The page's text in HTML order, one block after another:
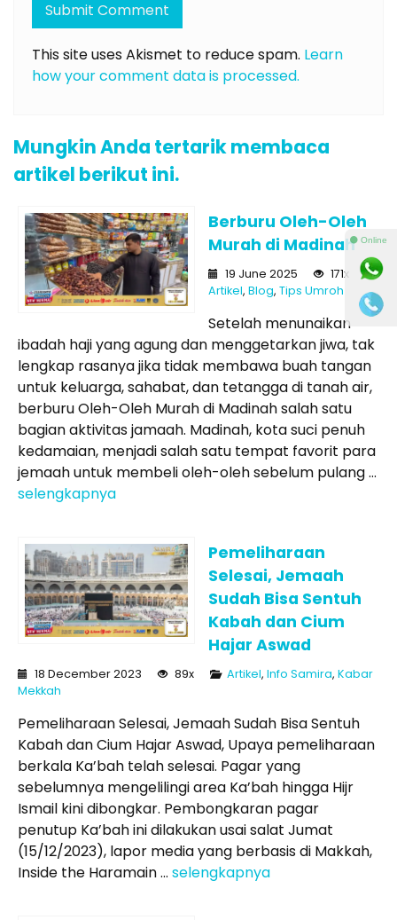
This site uses Akismet to reduce spam. Learn
how your comment data is processed.
Mungkin Anda tertarik membaca
artikel berikut ini.
Berburu Oleh-Oleh
Murah di Madinah
19 June 2025
171x
Artikel, Blog, Tips Umroh
Setelah menunaikan
ibadah haji yang agung dan menggetarkan jiwa, tak
lengkap rasanya jika tidak membawa buah tangan
untuk keluarga, sahabat, dan tetangga di tanah air,
berburu Oleh-Oleh Murah di Madinah salah satu
bagian aktivitas jamaah. Madinah, kota suci penuh
kedamaian, menjadi salah satu tempat favorit para
jemaah untuk membeli oleh-oleh sebelum pulang ...
selengkapnya
Pemeliharaan
Selesai, Jemaah
Sudah Bisa Sentuh
Kabah dan Cium
Hajar Aswad
18 December 2023 89x Artikel, Info Samira, Kabar
Mekkah
Pemeliharaan Selesai, Jemaah Sudah Bisa Sentuh
Kabah dan Cium Hajar Aswad, Upaya pemeliharaan
berkala Ka’bah telah selesai. Pagar yang
sebelumnya mengelilingi area Ka’bah hingga Hijr
Ismail kini dibongkar. Pembongkaran pagar
penutup Ka’bah ini dilakukan usai salat Jumat
(15/12/2023), lapor media yang berbasis di Makkah,
Inside the Haramain ... selengkapnya
⚫ Online